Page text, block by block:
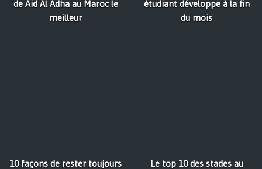
de Aid Al Adha au Maroc le
meilleur
étudiant développe à la fin
du mois
10 façons de rester toujours
Le top 10 des stades au